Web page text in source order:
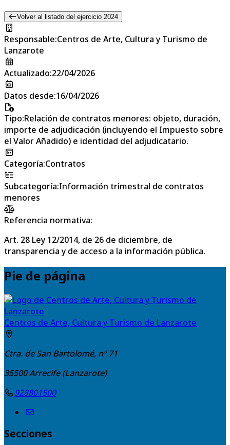
Volver al listado del ejercicio 2024
Responsable:Centros de Arte, Cultura y Turismo de
Lanzarote
Actualizado:22/04/2026
Datos desde:16/04/2026
Tipo:Relación de contratos menores: objeto, duración,
importe de adjudicación (incluyendo el Impuesto sobre
el Valor Añadido) e identidad del adjudicatario.
Categoría:Contratos
Subcategoría:Información trimestral de contratos
menores
Referencia normativa:
Art. 28 Ley 12/2014, de 26 de diciembre, de
transparencia y de acceso a la información pública.
Pie de página
Centros de Arte, Cultura y Turismo de Lanzarote
Ctra. de San Bartolomé, nº 71
35500Arrecife (Lanzarote)
928801500
Secciones